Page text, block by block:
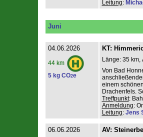
Leitung:
Juni
04.06.2026
44 km
5 kg CO2e
KT:
Länge: 35 km,
Von Bad
einem
Drachenfels.
Treffpunkt:
Anmeldung:
Leitung: Jens
06.06.2026 AV: